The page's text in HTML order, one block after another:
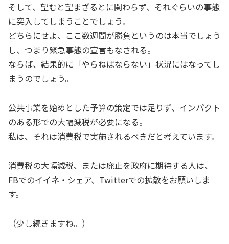
そして、望むと望まざるとに関わらず、それぐらいの事態
に突入してしまうことでしょう。
どちらにせよ、ここ数週間が勝負というのは本当でしょう
し、つまり緊急事態の宣言もなされる。
ならば、結果的に「やらねばならない」状況にはなってし
まうのでしょう。
公共事業を始めとした予算の策定では足りず、インパクト
のある形での大幅減税が必要になる。
私は、それは消費税で実施されるべきだと考えています。
消費税の大幅減税、または廃止を政府に期待する人は、
FBでのイイネ・シェア、Twitterでの拡散をお願いしま
す。
（少し続きますね。）